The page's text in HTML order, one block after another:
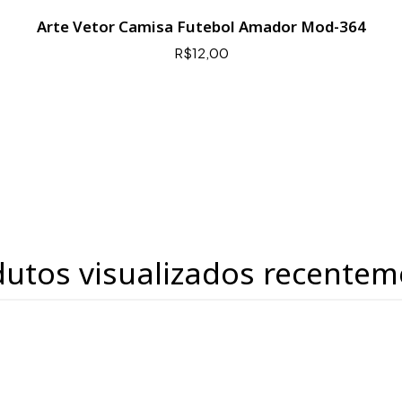
Arte Vetor Camisa Futebol Amador Mod-364
R$12,00
visualizados